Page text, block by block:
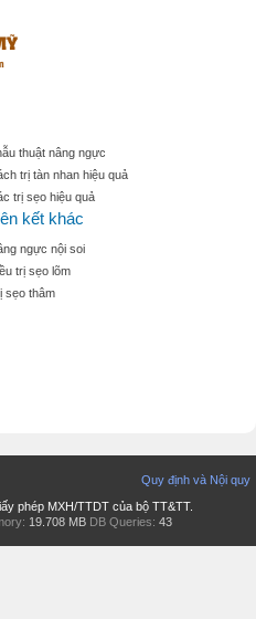
thuật nâng ngực
trị tàn nhan hiệu quả
trị sẹo hiệu quả
kết khác
ngực nội soi
trị sẹo lõm
sẹo thâm
Quy định và Nội quy
phép MXH/TTDT của bộ TT&TT.
19.708 MB DB Queries: 43